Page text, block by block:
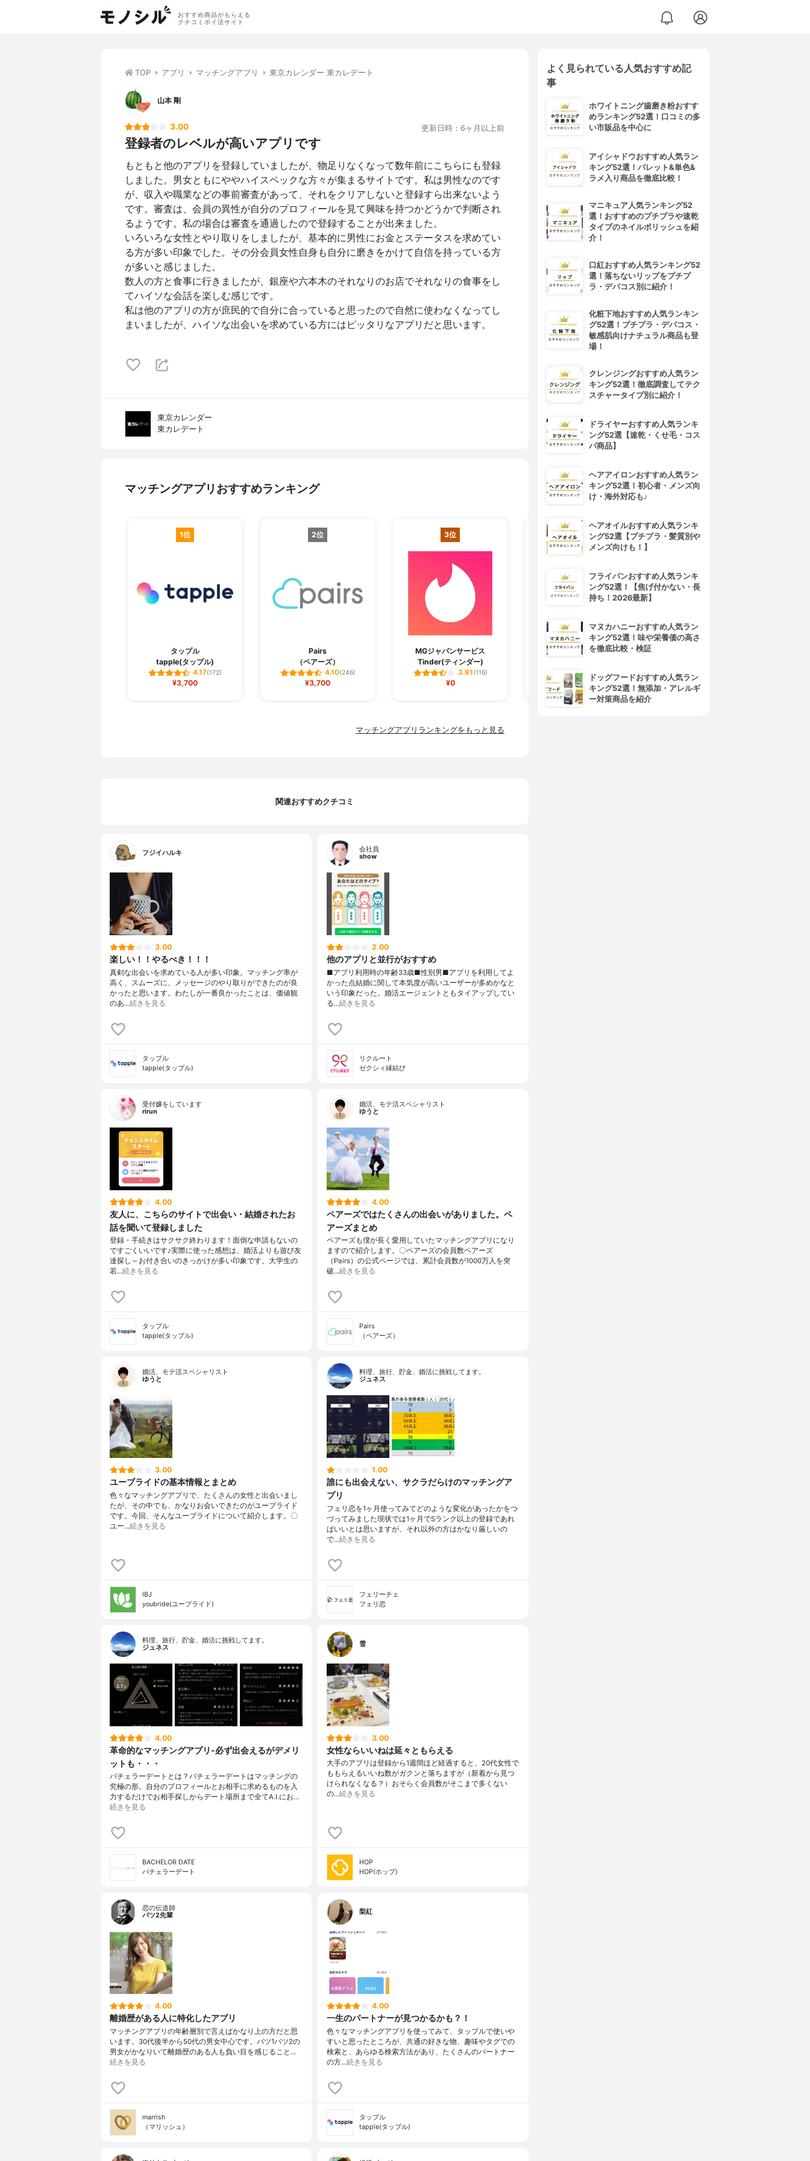
おすすめ商品がもらえる
クチコミポイ活サイト
TOP アプリ マッチングアプリ 東京カレンダー 東カレデート
山本 剛
3.00 更新日時：6ヶ月以上前
登録者のレベルが高いアプリです
もともと他のアプリを登録していましたが、物足りなくなって数年前にこちらにも登録
しました。男女ともにややハイスペックな方々が集まるサイトです。私は男性なのです
が、収入や職業などの事前審査があって、それをクリアしないと登録すら出来ないよう
です。審査は、会員の異性が自分のプロフィールを見て興味を持つかどうかで判断され
るようです。私の場合は審査を通過したので登録することが出来ました。
いろいろな女性とやり取りをしましたが、基本的に男性にお金とステータスを求めてい
る方が多い印象でした。その分会員女性自身も自分に磨きをかけて自信を持っている方
が多いと感じました。
数人の方と食事に行きましたが、銀座や六本木のそれなりのお店でそれなりの食事をし
てハイソな会話を楽しむ感じです。
私は他のアプリの方が庶民的で自分に合っていると思ったので自然に使わなくなってし
まいましたが、ハイソな出会いを求めている方にはピッタリなアプリだと思います。
東京カレンダー
東カレデート
マッチングアプリおすすめランキング
1位
タップル
tapple(タップル)
4.17(172)
¥3,700
2位
Pairs
（ペアーズ）
4.10(246)
¥3,700
3位
MGジャパンサービス
Tinder(ティンダー)
3.91(116)
¥0
4位
marrish
3.81 (46)
¥3,400
マッチングアプリランキングをもっと見る
関連おすすめクチコミ
フジイハルキ
3.00
楽しい！！やるべき！！！
真剣な出会いを求めている人が多い印象。マッチング率が
高く、スムーズに、メッセージのやり取りができたのが良
かったと思います。わたしが一番良かったことは、価値観
のあ…続きを見る
タップル
tapple(タップル)
会社員
show
2.00
他のアプリと並行がおすすめ
■アプリ利用時の年齢33歳■性別男■アプリを利用してよ
かった点結婚に関して本気度が高いユーザーが多めかなと
いう印象だった。婚活エージェントともタイアップしてい
る…続きを見る
リクルート
ゼクシィ縁結び
受付嬢をしています
rirun
4.00
友人に、こちらのサイトで出会い・結婚されたお
話を聞いて登録しました
登録・手続きはサクサク終わります！面倒な申請もないの
ですごくいいです♪実際に使った感想は、婚活よりも遊び友
達探し～お付き合いのきっかけが多い印象です。大学生の
若…続きを見る
タップル
tapple(タップル)
婚活、モテ活スペシャリスト
ゆうと
4.00
ペアーズではたくさんの出会いがありました。ペ
アーズまとめ
ペアーズも僕が長く愛用していたマッチングアプリになり
ますので紹介します。〇ペアーズの会員数ペアーズ
（Pairs）の公式ページでは、累計会員数が1000万人を突
破…続きを見る
Pairs
（ペアーズ）
婚活、モテ活スペシャリスト
ゆうと
3.00
ユーブライドの基本情報とまとめ
色々なマッチングアプリで、たくさんの女性と出会いまし
たが、その中でも、かなりお会いできたのがユーブライド
です。今回、そんなユーブライドについて紹介します。〇
ユー…続きを見る
IBJ
youbride(ユーブライド)
料理、旅行、貯金、婚活に挑戦してます。
ジュネス
1.00
誰にも出会えない、サクラだらけのマッチングア
プリ
フェリ恋を1ヶ月使ってみてどのような変化があったかをつ
づってみました現状では1ヶ月でSランク以上の登録であれ
ばいいとは思いますが、それ以外の方はかなり厳しいの
で…続きを見る
フェリーチェ
フェリ恋
料理、旅行、貯金、婚活に挑戦してます。
ジュネス
4.00
革命的なマッチングアプリ-必ず出会えるがデメリ
ットも・・・
バチェラーデートとは？バチェラーデートはマッチングの
究極の形。自分のプロフィールとお相手に求めるものを入
力するだけでお相手探しからデート場所まで全てA.I.にお…
続きを見る
BACHELOR DATE
バチェラーデート
雪
3.00
女性ならいいねは延々ともらえる
大手のアプリは登録から1週間ほど経過すると、20代女性で
ももらえるいいね数がガクンと落ちますが（新着から見つ
けられなくなる？）おそらく会員数がそこまで多くない
の…続きを見る
HOP
HOP(ホップ)
恋の伝道師
バツ2先輩
4.00
離婚歴がある人に特化したアプリ
マッチングアプリの年齢層別で言えばかなり上の方だと思
います。30代後半から50代の男女中心です。バツ1バツ2の
男女がかなりいて離婚歴のある人も負い目を感じること…
続きを見る
marrish
（マリッシュ）
梨紅
4.00
一生のパートナーが見つかるかも？！
色々なマッチングアプリを使ってみて、タップルで使いや
すいと思ったところが、共通の好きな物、趣味やタグでの
検索と、あらゆる検索方法があり、たくさんのパートナー
の方…続きを見る
タップル
tapple(タップル)
よく見られている人気おすすめ記
事
ホワイトニング歯磨き粉おすす
めランキング52選！口コミの多
い市販品を中心に
アイシャドウおすすめ人気ラン
キング52選！パレット&単色&
ラメ入り商品を徹底比較！
マニキュア人気ランキング52
選！おすすめのプチプラや速乾
タイプのネイルポリッシュを紹
介！
口紅おすすめ人気ランキング52
選！落ちないリップをプチプ
ラ・デパコス別に紹介！
化粧下地おすすめ人気ランキン
グ52選！プチプラ・デパコス・
敏感肌向けナチュラル商品も登
場！
クレンジングおすすめ人気ラン
キング52選！徹底調査してテク
スチャータイプ別に紹介！
ドライヤーおすすめ人気ランキ
ング52選【速乾・くせ毛・コス
パ商品】
ヘアアイロンおすすめ人気ラン
キング52選！初心者・メンズ向
け・海外対応も♪
ヘアオイルおすすめ人気ランキ
ング52選【プチプラ・髪質別や
メンズ向けも！】
フライパンおすすめ人気ランキ
ング52選！【焦げ付かない・長
持ち！2026最新】
マヌカハニーおすすめ人気ラン
キング52選！味や栄養価の高さ
を徹底比較・検証
ドッグフードおすすめ人気ラン
キング52選！無添加・アレルギ
ー対策商品を紹介